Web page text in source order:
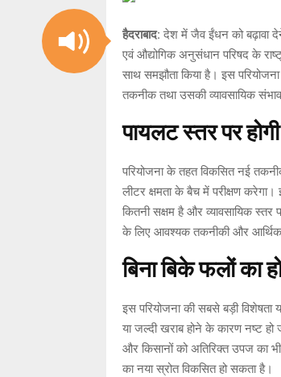
हैदराबाद: देश में जैव ईंधन को बढ़ावा
एवं औद्योगिक अनुसंधान परिषद के
साथ समझौता किया है। इस
तकनीक तथा उसकी व्यावसायिक
पायलट स्तर पर
परियोजना के तहत विकसित नई
लीटर क्षमता के बैच में परीक्षण करेगा।
कितनी सक्षम है और व्यावसायिक
के लिए आवश्यक तकनीकी और आर्थिक
बिना बिके फलों का
इस परियोजना की सबसे बड़ी
या जल्दी खराब होने के कारण नष्ट
और किसानों को अतिरिक्त उपज का
का नया स्रोत विकसित हो सकता है।